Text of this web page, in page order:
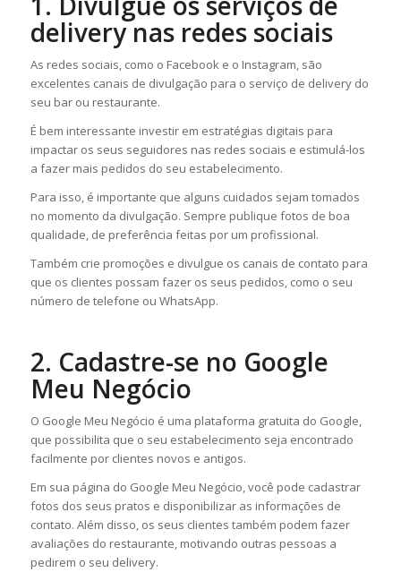
delivery nas redes sociais
As redes sociais, como o Facebook e o Instagram, são
excelentes canais de divulgação para o serviço de delivery do
seu bar ou restaurante.
É bem interessante investir em estratégias digitais para
impactar os seus seguidores nas redes sociais e estimulá-los
a fazer mais pedidos do seu estabelecimento.
Para isso, é importante que alguns cuidados sejam tomados
no momento da divulgação. Sempre publique fotos de boa
qualidade, de preferência feitas por um profissional.
Também crie promoções e divulgue os canais de contato para
que os clientes possam fazer os seus pedidos, como o seu
número de telefone ou WhatsApp.
2. Cadastre-se no Google
Meu Negócio
O Google Meu Negócio é uma plataforma gratuita do Google,
que possibilita que o seu estabelecimento seja encontrado
facilmente por clientes novos e antigos.
Em sua página do Google Meu Negócio, você pode cadastrar
fotos dos seus pratos e disponibilizar as informações de
contato. Além disso, os seus clientes também podem fazer
avaliações do restaurante, motivando outras pessoas a
pedirem o seu delivery.